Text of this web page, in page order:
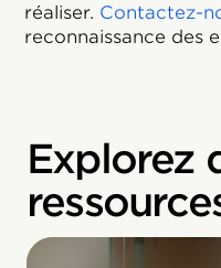
réaliser. Contactez-
reconnaissance des
Explorez